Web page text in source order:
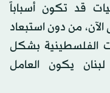
قد تكون أسباباً
من دون استبعاد
الفلسطينية بشكل
يكون العامل